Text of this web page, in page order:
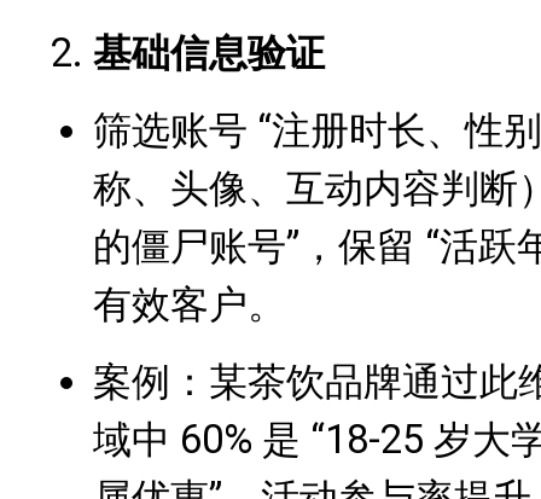
基础信息验证
筛选账号 “注册时长、性
称、头像、互动内容判断
的僵尸账号”，保留 “活跃
有效客户。
案例：某茶饮品牌通过此
域中 60% 是 “18-25 岁大